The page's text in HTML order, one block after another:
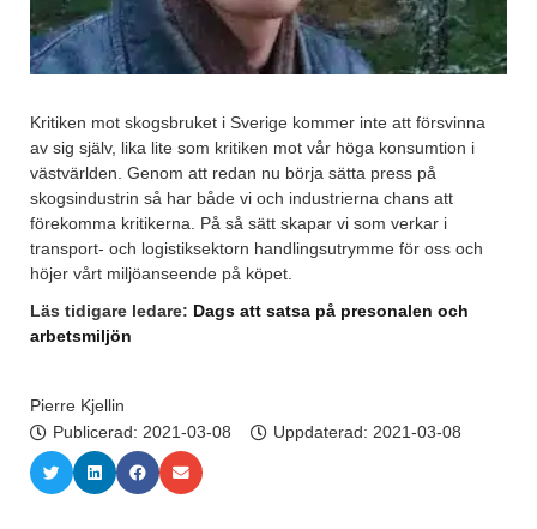
Kritiken mot skogsbruket i Sverige kommer inte att försvinna
av sig själv, lika lite som kritiken mot vår höga konsumtion i
västvärlden. Genom att redan nu börja sätta press på
skogsindustrin så har både vi och industrierna chans att
förekomma kritikerna. På så sätt skapar vi som verkar i
transport- och logistiksektorn handlingsutrymme för oss och
höjer vårt miljöanseende på köpet.
Läs tidigare ledare: Dags att satsa på presonalen och
arbetsmiljön
Pierre Kjellin
Publicerad: 2021-03-08 Uppdaterad: 2021-03-08